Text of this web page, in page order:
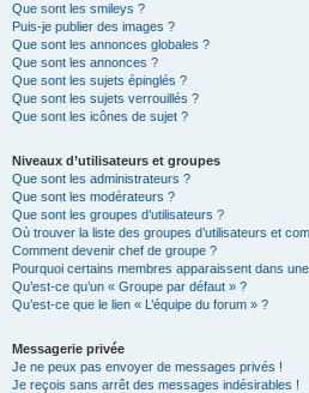
Que sont les smileys ?
Puis-je publier des images ?
Que sont les annonces globales ?
Que sont les annonces ?
Que sont les sujets épinglés ?
Que sont les sujets verrouillés ?
Que sont les icônes de sujet ?
Niveaux d’utilisateurs et groupes
Que sont les administrateurs ?
Que sont les modérateurs ?
Que sont les groupes d’utilisateurs ?
Où trouver la liste des groupes d’utilisateurs et
Comment devenir chef de groupe ?
Pourquoi certains membres apparaissent dans
Qu’est-ce qu’un « Groupe par défaut » ?
Qu’est-ce que le lien « L’équipe du forum » ?
Messagerie privée
Je ne peux pas envoyer de messages privés !
Je reçois sans arrêt des messages indésirables !